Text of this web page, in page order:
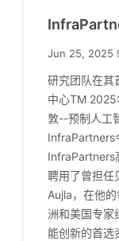
Jun 25, 2025
研究团队在其
中心TM
敦--预制人工
InfraPartners
InfraPartners
聘用了曾担任
Aujla，在他
洲和美国专家
能创新的首选